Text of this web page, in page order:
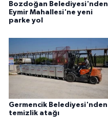
Bozdoğan Belediyesi'nden
Eymir Mahallesi'ne yeni
parke yol
Germencik Belediyesi'nden
temizlik atağı